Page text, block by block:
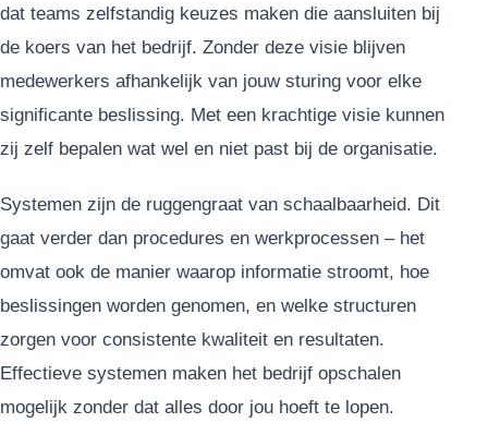
dat teams zelfstandig keuzes maken die aansluiten bij
de koers van het bedrijf. Zonder deze visie blijven
medewerkers afhankelijk van jouw sturing voor elke
significante beslissing. Met een krachtige visie kunnen
zij zelf bepalen wat wel en niet past bij de organisatie.
Systemen zijn de ruggengraat van schaalbaarheid. Dit
gaat verder dan procedures en werkprocessen – het
omvat ook de manier waarop informatie stroomt, hoe
beslissingen worden genomen, en welke structuren
zorgen voor consistente kwaliteit en resultaten.
Effectieve systemen maken het bedrijf opschalen
mogelijk zonder dat alles door jou hoeft te lopen.